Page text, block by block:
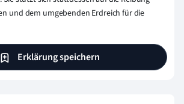
und dem umgebenden Erdreich für die
Erklärung speichern